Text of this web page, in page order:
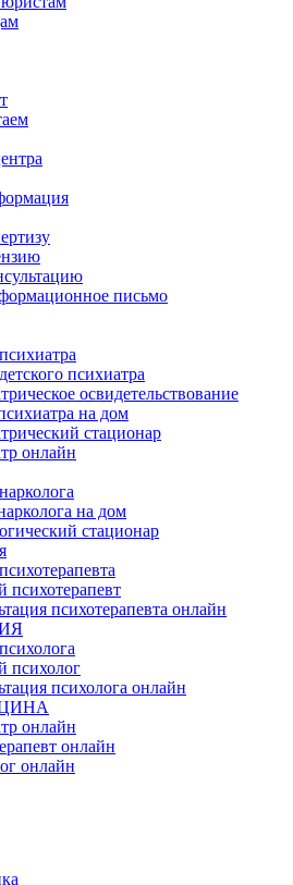
письмо
психиатра
освидетельствование
на дом
стационар
онлайн
на дом
стационар
психотерапевт
психотерапевта онлайн
психолог
психолога онлайн
онлайн
онлайн
онлайн